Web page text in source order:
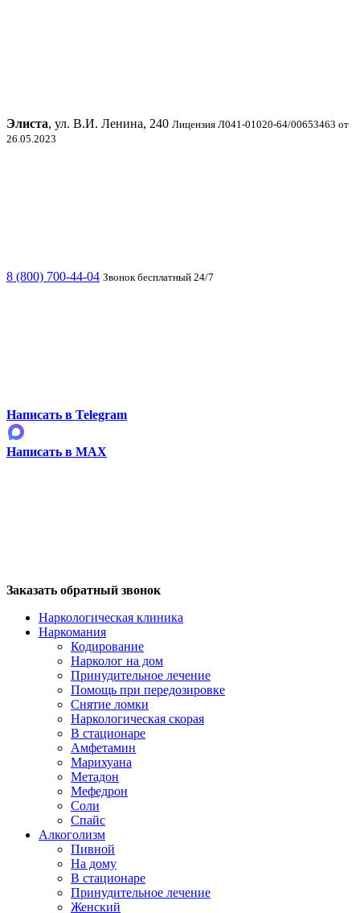
Элиста, ул. В.И. Ленина, 240 Лицензия Л041-01020-64/00653463 от
26.05.2023
8 (800) 700-44-04 Звонок бесплатный 24/7
Написать в Telegram
Написать в MAX
Заказать обратный звонок
Наркологическая клиника
Наркомания
Кодирование
Нарколог на дом
Принудительное лечение
Помощь при передозировке
Снятие ломки
Наркологическая скорая
В стационаре
Амфетамин
Марихуана
Метадон
Мефедрон
Соли
Спайс
Алкоголизм
Пивной
На дому
В стационаре
Принудительное лечение
Женский